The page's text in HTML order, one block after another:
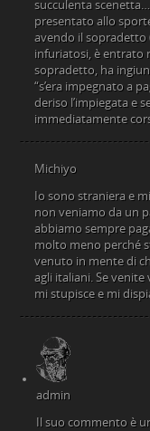
succulenta
presentato allo
avendo il sopradetto
infuriatosi, è entrato
sopradetto, ha
“s’era impegnato a
deriso l’impiegata e
immediatamente
Michiyo
Io sono straniera e
non veniamo da un
abbiamo sempre
molto meno perché
venuto in mente di
agli italiani. Se
mi stupisce e mi
admin
Il suo commento è